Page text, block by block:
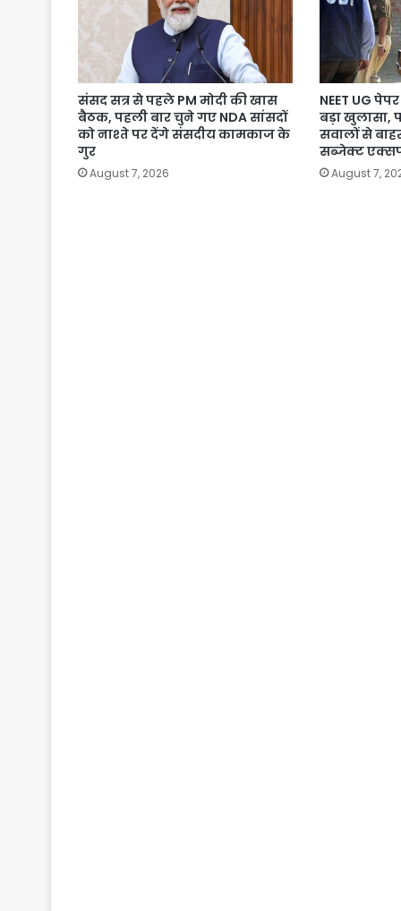
संसद सत्र से पहले PM मोदी की खास
बैठक, पहली बार चुने गए NDA सांसदों
को नाश्ते पर देंगे संसदीय कामकाज के
गुर
August 7, 2026
NEET UG
बड़ा खुलासा,
सवालों से
सब्जेक्ट
August 7,